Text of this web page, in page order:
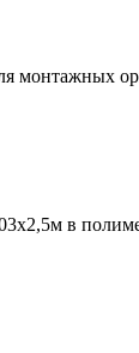
монтажных
в